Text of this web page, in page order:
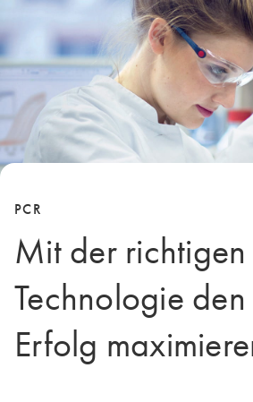
PCR
Mit der richtigen
Technologie den
Erfolg